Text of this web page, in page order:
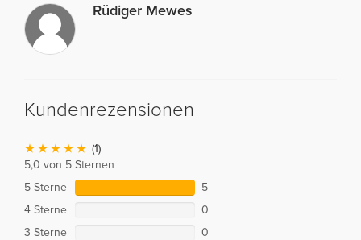
Rüdiger Mewes
Kundenrezensionen
(1)
5,0 von 5 Sternen
5 Sterne
5
4 Sterne
0
3 Sterne
0